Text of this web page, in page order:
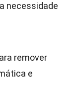
necessidade
remover
e